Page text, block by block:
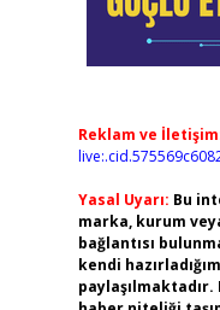
Reklam ve
Yasal Uyarı: Bu
marka, kurum
bağlantısı
kendi